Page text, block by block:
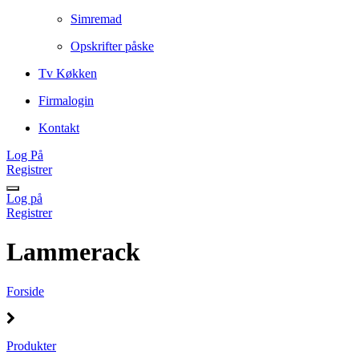
Simremad
Opskrifter påske
Tv Køkken
Firmalogin
Kontakt
Log På
Registrer
Log på
Registrer
Lammerack
Forside
Produkter